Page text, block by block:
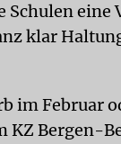
Schulen eine
klar
im Februar
KZ Bergen-